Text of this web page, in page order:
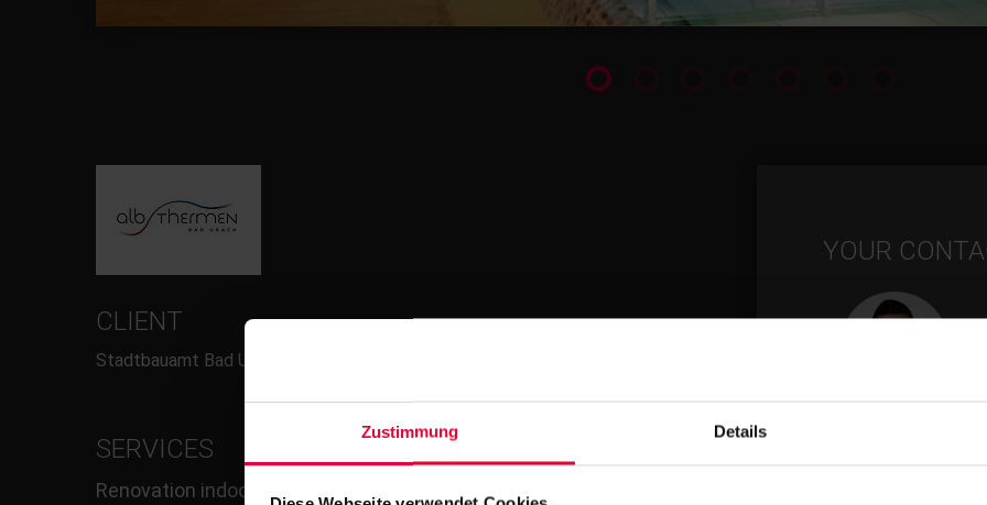
Zustimmung Details
CLIENT
Stadtbauamt Bad Urach
SERVICES
Renovation indoor pool, thermal water
YOUR